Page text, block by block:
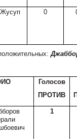
0
Голосов
ПРОТИВ
1